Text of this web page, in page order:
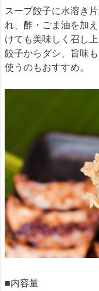
スープ餃子に水溶き
れ、酢・ごま油を加
けても美味しく召し上
餃子からダシ、旨味
使うのもおすすめ。
■内容量